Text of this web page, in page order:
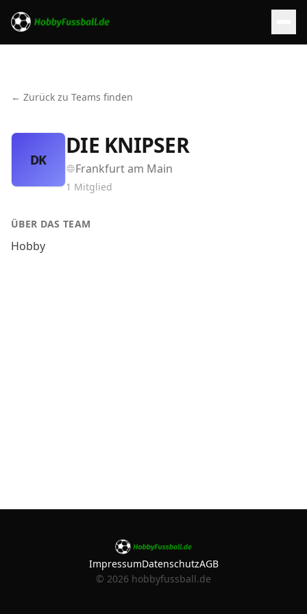
← Zurück zu Teams finden
DK
DIE KNIPSER
Frankfurt am Main
1 Mitglied
ÜBER DAS TEAM
Hobby
ImpressumDatenschutzAGB
© 2026 hobbyfussball.de